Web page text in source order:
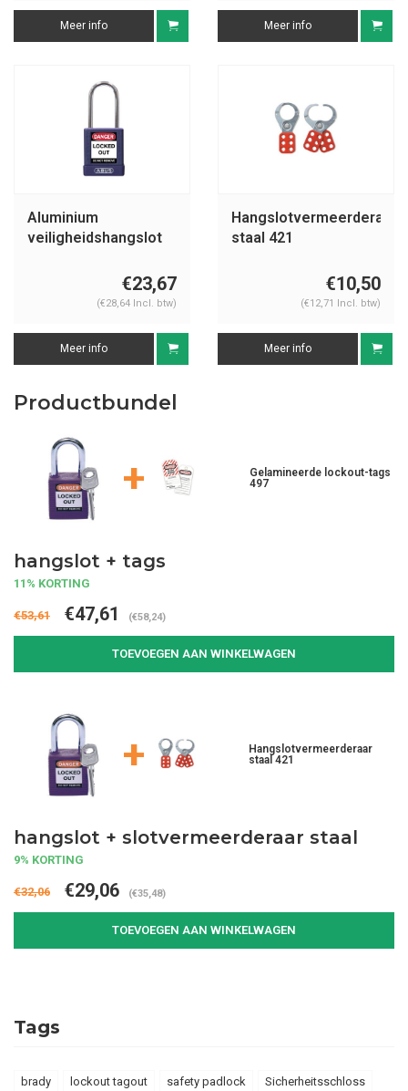
Meer info Meer info
Aluminium
veiligheidshangslot
74BS/40 paars€23,67
(€28,64 Incl. btw)
Meer info
Hangslotvermeerderaar
staal 421
€10,50
(€12,71 Incl. btw)
Meer info
Productbundel
+
Gelamineerde lockout-tags
497
hangslot + tags
11% KORTING
€53,61 €47,61 (€58,24)
TOEVOEGEN AAN WINKELWAGEN
+
Hangslotvermeerderaar
staal 421
hangslot + slotvermeerderaar staal
9% KORTING
€32,06 €29,06 (€35,48)
TOEVOEGEN AAN WINKELWAGEN
Tags
brady lockout tagout safety padlock Sicherheitsschloss